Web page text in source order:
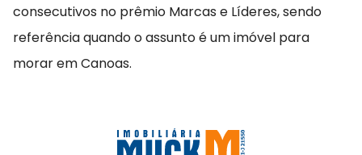
consecutivos no prêmio Marcas e Líderes, sendo
referência quando o assunto é um imóvel para
morar em Canoas.